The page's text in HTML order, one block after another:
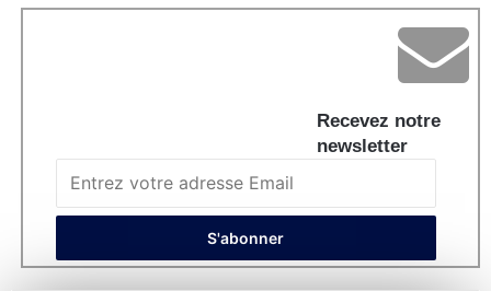
Recevez notre
newsletter